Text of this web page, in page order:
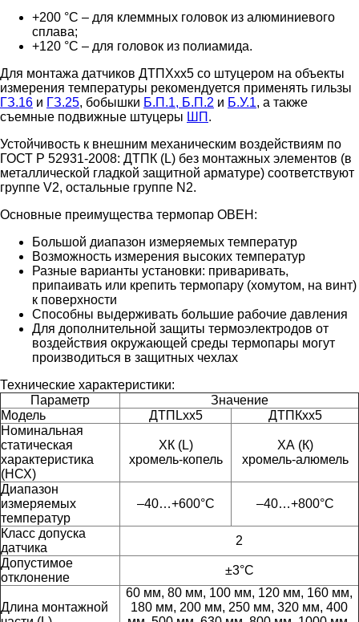
+200 °С – для клеммных головок из алюминиевого
сплава;
+120 °С – для головок из полиамида.
Для монтажа датчиков ДТПХхх5 со штуцером на объекты
измерения температуры рекомендуется применять гильзы
ГЗ.16 и ГЗ.25, бобышки Б.П.1, Б.П.2 и Б.У.1, а также
съемные подвижные штуцеры ШП .
Устойчивость к внешним механическим воздействиям по
ГОСТ Р 52931-2008: ДТПК (L) без монтажных элементов (в
металлической гладкой защитной арматуре) соответствуют
группе V2, остальные группе N2.
Основные преимущества термопар ОВЕН:
Большой диапазон измеряемых температур
Возможность измерения высоких температур
Разные варианты установки: приваривать,
припаивать или крепить термопару (хомутом, на винт)
к поверхности
Способны выдерживать большие рабочие давления
Для дополнительной защиты термоэлектродов от
воздействия окружающей среды термопары могут
производиться в защитных чехлах
Технические характеристики:
Параметр
Значение
Модель
ДТПLхх5
ДТПКхх5
Номинальная
статическая
характеристика
(НСХ)
ХК (L)
хромель-копель
ХА (К)
хромель-алюмель
Диапазон
измеряемых
температур
–40…+600°C –40…+800°C
Класс допуска
датчика
2
Допустимое
отклонение
±3°С
Длина монтажной
60 мм, 80 мм, 100 мм, 120 мм, 160 мм,
180 мм, 200 мм, 250 мм, 320 мм, 400